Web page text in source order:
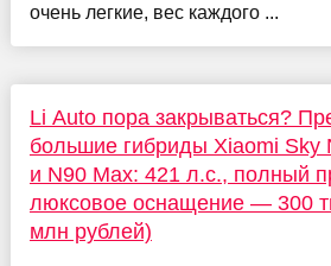
очень легкие, вес каждого ...
Li Auto пора закрываться?
большие гибриды Xiaomi Sky
и N90 Max: 421 л.с., полный
люксовое оснащение — 300
млн рублей)